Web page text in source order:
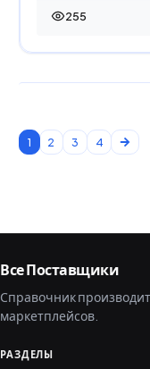
255
255 просмотров
1 2 3 4
Все Поставщики
Справочник
маркетплейсов.
РАЗДЕЛЫ